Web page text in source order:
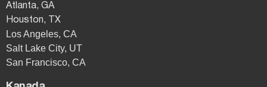
Atlanta, GA
Houston, TX
Los Angeles, CA
Salt Lake City, UT
San Francisco, CA